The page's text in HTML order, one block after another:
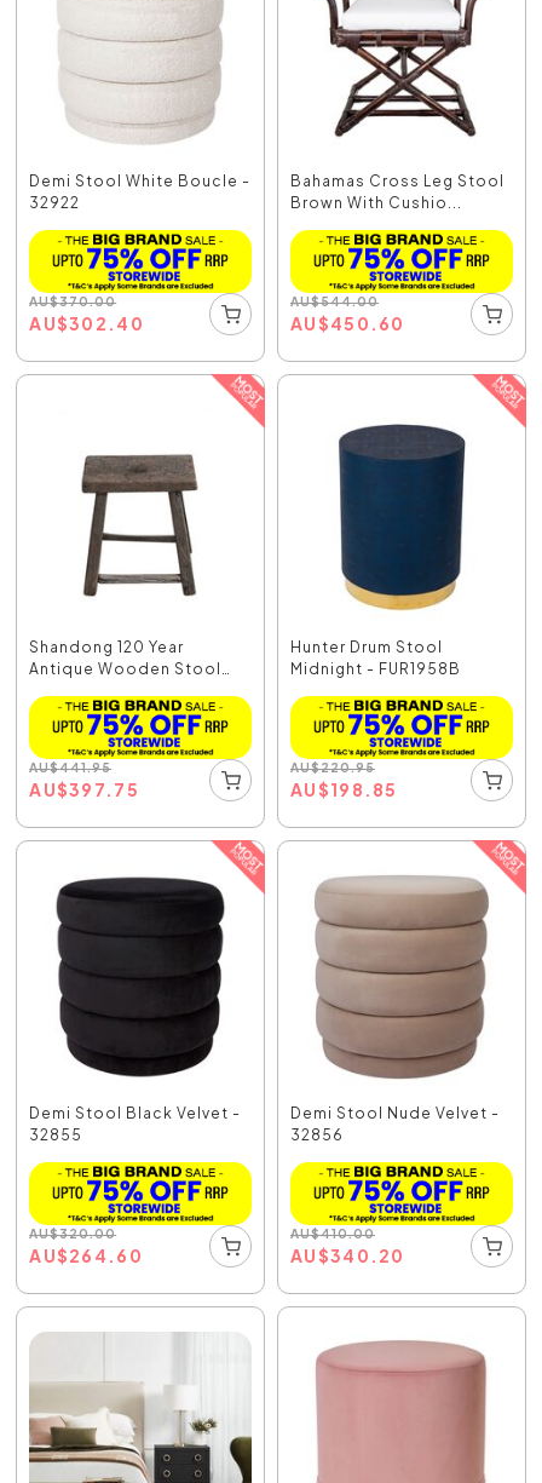
Demi Stool White Boucle -
32922
AU$370.00
AU$302.40
Bahamas Cross Leg Stool
Brown With Cushio...
AU$544.00
AU$450.60
Shandong 120 Year
Antique Wooden Stool
AU$441.95
AU$397.75
Hunter Drum Stool
Midnight - FUR1958B
AU$220.95
AU$198.85
Demi Stool Black Velvet -
32855
AU$320.00
AU$264.60
Demi Stool Nude Velvet -
32856
AU$410.00
AU$340.20